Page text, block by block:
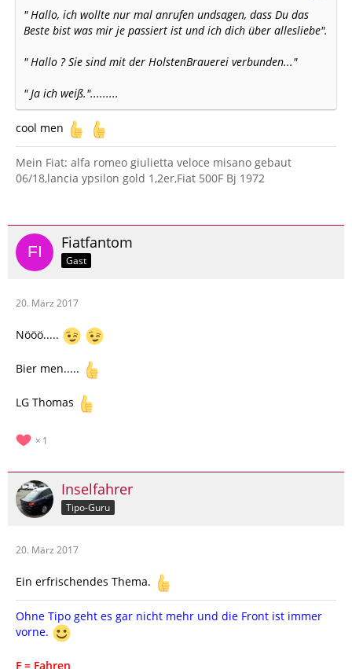
" Hallo, ich wollte nur mal anrufen undsagen, dass Du das
Beste bist was mir je passiert ist und ich dich über allesliebe".
" Hallo ? Sie sind mit der HolstenBrauerei verbunden..."
" Ja ich weiß.".........
cool men
Mein Fiat: alfa romeo giulietta veloce misano gebaut
06/18,lancia ypsilon gold 1,2er,Fiat 500F Bj 1972
Fiatfantom
Gast
20. März 2017
Nööö.....
Bier men.....
LG Thomas
1
Inselfahrer
Tipo-Guru
20. März 2017
Ein erfrischendes Thema.
Ohne Tipo geht es gar nicht mehr und die Front ist immer
vorne.
F = Fahren